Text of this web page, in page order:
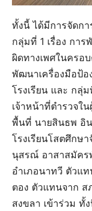
ทั้งนี้ ได้มีการจัดกา
กลุ่มที่ 1 เรื่อง กา
ผิดทางเพศในครอ
พัฒนาเครื่องมือป้อ
โรงเรียน และ กลุ่
เจ้าหน้าที่ตำรวจใ
พื้นที่ นายสินธพ อิ
โรงเรียนโสตศึกษ
นุสรณ์ อาสาสมัค
อำเภอนาทวี ตัวแ
ตอง ตัวแทนจาก ส
สงขลา เข้าร่วม